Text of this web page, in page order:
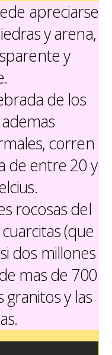
apreciarse
y arena,
y
de los
corren
de entre 20 y
rocosas del
(que
dos millones
mas de 700
granitos y las